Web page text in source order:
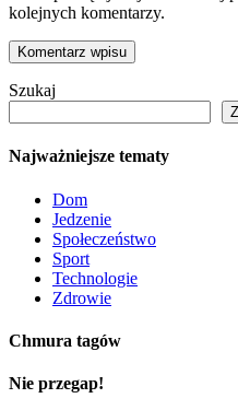
kolejnych komentarzy.
Szukaj
Najważniejsze tematy
Dom
Jedzenie
Społeczeństwo
Sport
Technologie
Zdrowie
Chmura tagów
Nie przegap!